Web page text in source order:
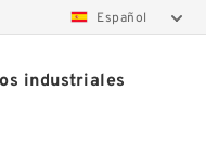
Español
industriales